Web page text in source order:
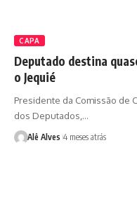
CAPA
Deputado destina
o Jequié
Presidente da Comissão de
dos Deputados,…
Alê Alves 4 meses atrás